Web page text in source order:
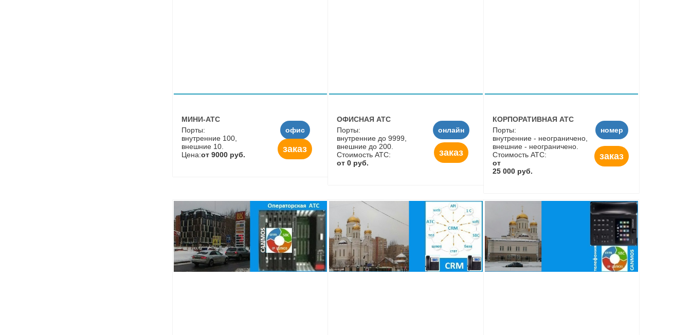
МИНИ-АТС
Порты:
внутренние 100,
внешние 10.
Цена:от 9000 руб.
офис
заказ
ОФИСНАЯ АТС
Порты:
внутренние до 9999,
внешние до 200.
Стоимость АТС:
от 0 руб.
онлайн
заказ
КОРПОРАТИВНАЯ АТС
Порты:
внутренние - неограничено,
внешние - неограничено.
Стоимость АТС:
от
25 000 руб.
номер
заказ